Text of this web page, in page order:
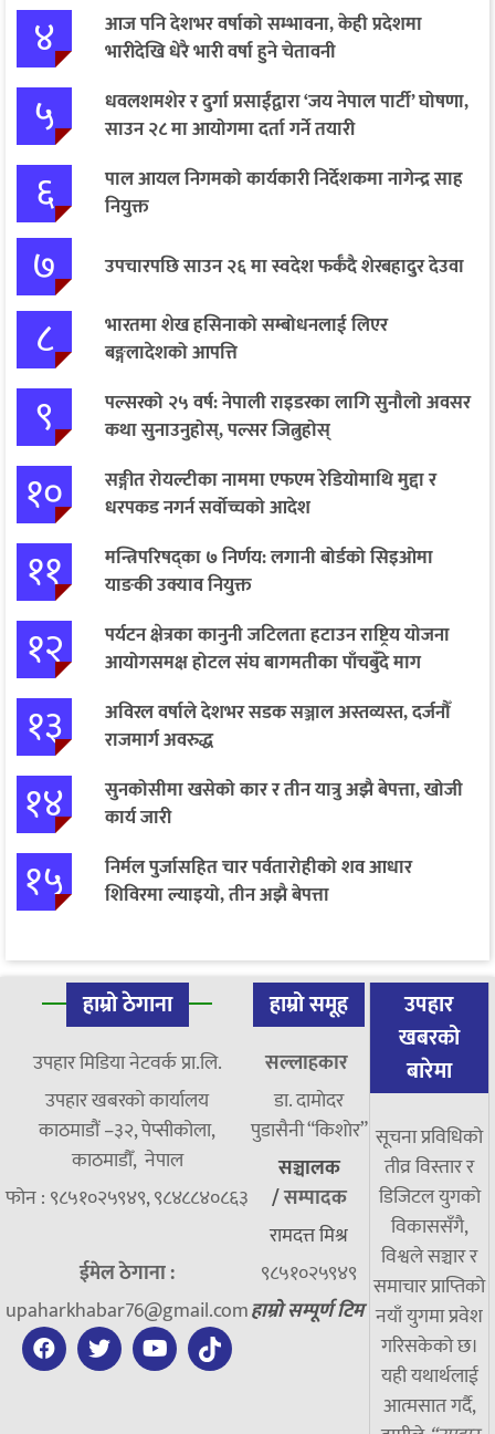
४
आज पनि देशभर वर्षाको सम्भावना, केही प्रदेशमा
भारीदेखि धेरै भारी वर्षा हुने चेतावनी
५
धवलशमशेर र दुर्गा प्रसाईंद्वारा ‘जय नेपाल पार्टी’ घोषणा,
साउन २८ मा आयोगमा दर्ता गर्ने तयारी
६
पाल आयल निगमको कार्यकारी निर्देशकमा नागेन्द्र साह
नियुक्त
७ उपचारपछि साउन २६ मा स्वदेश फर्कँदै शेरबहादुर देउवा
८
भारतमा शेख हसिनाको सम्बोधनलाई लिएर
बङ्गलादेशको आपत्ति
९
पल्सरको २५ वर्ष: नेपाली राइडरका लागि सुनौलो अवसर
कथा सुनाउनुहोस्, पल्सर जित्नुहोस्
१०
सङ्गीत रोयल्टीका नाममा एफएम रेडियोमाथि मुद्दा र
धरपकड नगर्न सर्वोच्चको आदेश
११
मन्त्रिपरिषद्का ७ निर्णय: लगानी बोर्डको सिइओमा
याङकी उक्याव नियुक्त
१२
पर्यटन क्षेत्रका कानुनी जटिलता हटाउन राष्ट्रिय योजना
आयोगसमक्ष होटल संघ बागमतीका पाँचबुँदे माग
१३
अविरल वर्षाले देशभर सडक सञ्जाल अस्तव्यस्त, दर्जनौँ
राजमार्ग अवरुद्ध
१४
सुनकोसीमा खसेको कार र तीन यात्रु अझै बेपत्ता, खोजी
कार्य जारी
१५
निर्मल पुर्जासहित चार पर्वतारोहीको शव आधार
शिविरमा ल्याइयो, तीन अझै बेपत्ता
हाम्रो ठेगाना
उपहार मिडिया नेटवर्क प्रा.लि.
उपहार खबरको कार्यालय
काठमाडौं –३२, पेप्सीकोला,
काठमाडौँ, नेपाल
फोन : ९८५१०२५९४९, ९८४८८४०८६३
ईमेल ठेगाना :
upaharkhabar76@gmail.com
हाम्रो समूह
सल्लाहकार
डा. दामाेदर
पुडासैनी “किशाेर”
सञ्चालक
/सम्पादक
रामदत्त मिश्र
९८५१०२५९४९
हाम्रो सम्पूर्ण टिम
उपहार
खबरको
बारेमा
सूचना प्रविधिको
तीव्र विस्तार र
डिजिटल युगको
विकाससँगै,
विश्वले सञ्चार र
समाचार प्राप्तिको
नयाँ युगमा प्रवेश
गरिसकेको छ।
यही यथार्थलाई
आत्मसात गर्दै,